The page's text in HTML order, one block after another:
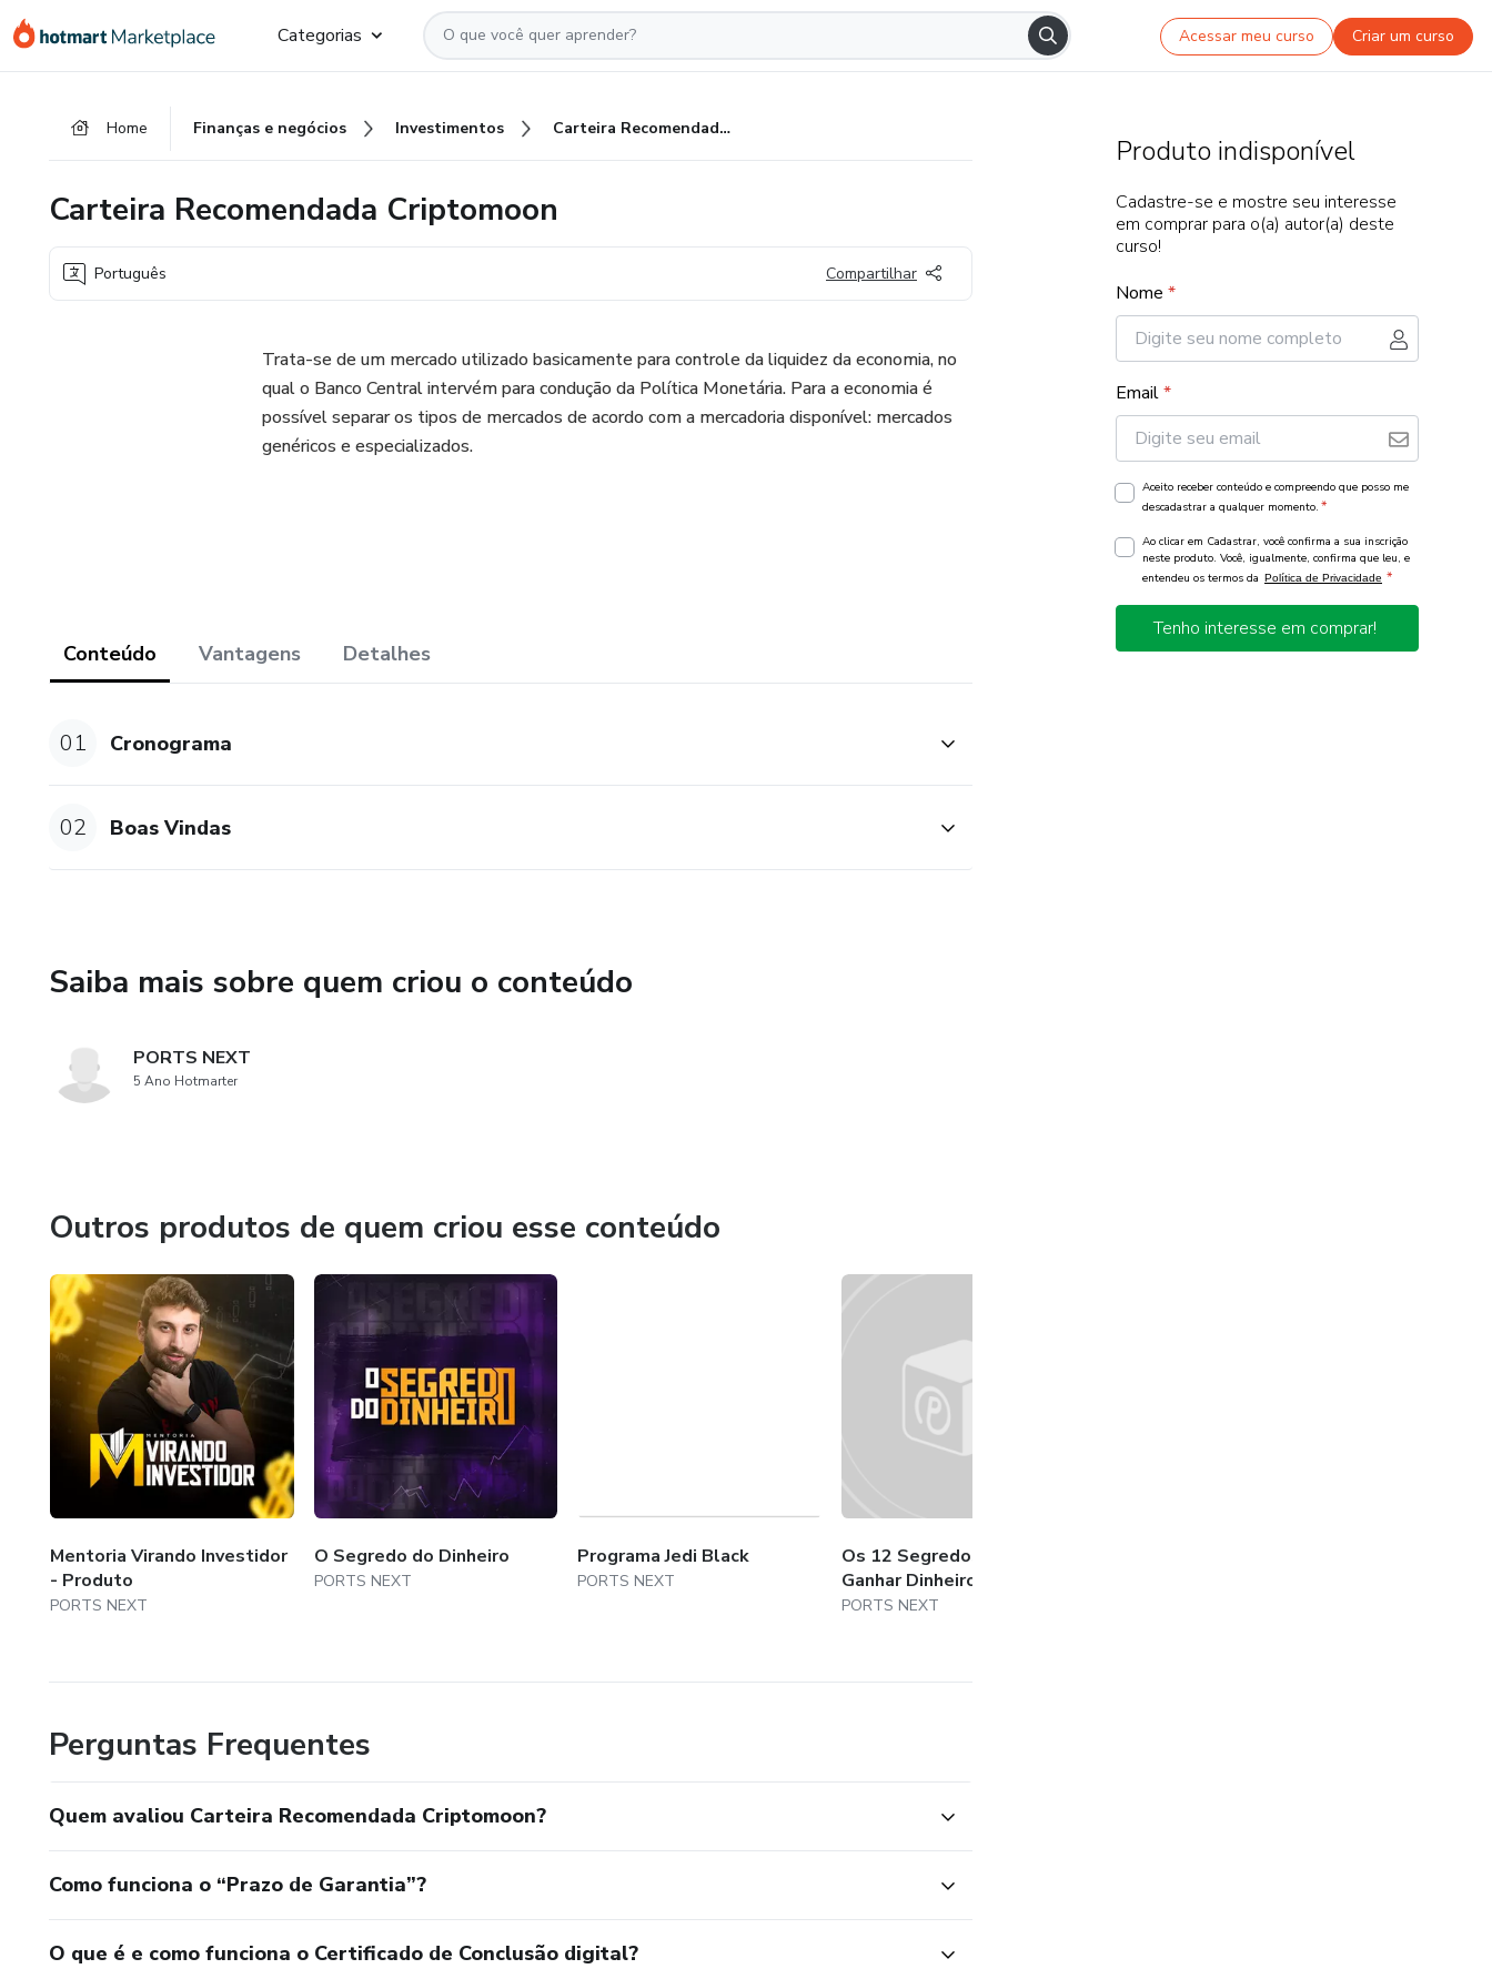
para
para
para
Categorias Acessar meu curso Criar um curso
Home Finanças e negócios Investimentos Carteira Recomendada Criptomoon
Carteira Recomendada Criptomoon
Português Compartilhar
Trata-se de um mercado utilizado basicamente para controle da liquidez da economia, no
qual o Banco Central intervém para condução da Política Monetária. Para a economia é
possível separar os tipos de mercados de acordo com a mercadoria disponível: mercados
genéricos e especializados.
Conteúdo Vantagens Detalhes
01 Cronograma
02 Boas Vindas
Saiba mais sobre quem criou o conteúdo
PORTS NEXT
5 Ano Hotmarter
Outros produtos de quem criou esse conteúdo
Mentoria Virando Investidor
- Produto
PORTS NEXT
O Segredo do Dinheiro
PORTS NEXT
Programa Jedi Black
PORTS NEXT
Os 12 Segredos para
Ganhar Dinheiro com Bitcoin
PORTS NEXT
Perguntas Frequentes
Quem avaliou Carteira Recomendada Criptomoon?
Como funciona o “Prazo de Garantia”?
O que é e como funciona o Certificado de Conclusão digital?
Produto indisponível
Cadastre-se e mostre seu interesse
em comprar para o(a) autor(a) deste
curso!
Nome *
Email*
Aceito receber conteúdo e compreendo que posso me
descadastrar a qualquer momento. *
Ao clicar em Cadastrar, você confirma a sua inscrição
neste produto. Você, igualmente, confirma que leu, e
entendeu os termos da Política de Privacidade *
Tenho interesse em comprar!